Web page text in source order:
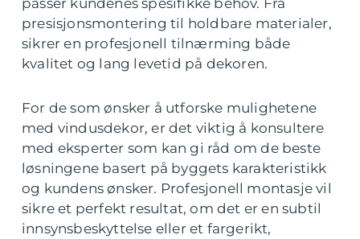
presisjonsmontering til holdbare materialer,
sikrer en profesjonell tilnærming både
kvalitet og lang levetid på dekoren.
For de som ønsker å utforske mulighetene
med vindusdekor, er det viktig å konsultere
med eksperter som kan gi råd om de beste
løsningene basert på byggets karakteristikk
og kundens ønsker. Profesjonell montasje vil
sikre et perfekt resultat, om det er en subtil
innsynsbeskyttelse eller et fargerikt,